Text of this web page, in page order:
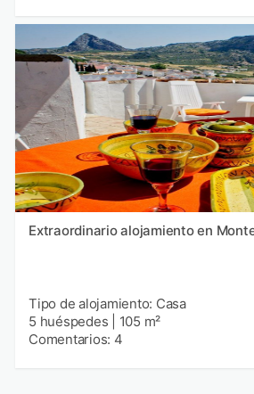
Extraordinario alojamiento en
Tipo de alojamiento: Casa
5 huéspedes
105 m²
Comentarios: 4